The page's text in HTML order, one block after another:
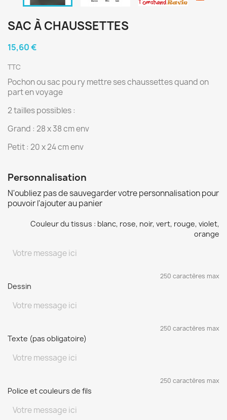
SAC À CHAUSSETTES
15,60 €
TTC
Pochon ou sac pou ry mettre ses chaussettes quand on
part en voyage
2 tailles possibles :
Grand : 28 x 38 cm env
Petit : 20 x 24 cm env
Personnalisation
N'oubliez pas de sauvegarder votre personnalisation pour
pouvoir l'ajouter au panier
Couleur du tissus : blanc, rose, noir, vert, rouge, violet,
orange
250 caractères max
Dessin
250 caractères max
Texte (pas obligatoire)
250 caractères max
Police et couleurs de fils